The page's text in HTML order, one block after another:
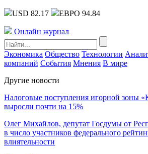
USD 82.17 ЕВРО 94.84
Онлайн журнал
Экономика Общество Технологии
компаний События Мнения В мире
Другие новости
Налоговые поступления игорной зоны
выросли почти на 15%
Олег Михайлов, депутат Госдумы от
в число участников федерального
влиятельности